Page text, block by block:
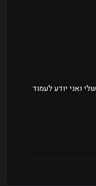
ואני יודע לעמוד